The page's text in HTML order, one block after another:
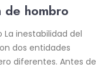
de hombro
inestabilidad del
dos entidades
diferentes. Antes de